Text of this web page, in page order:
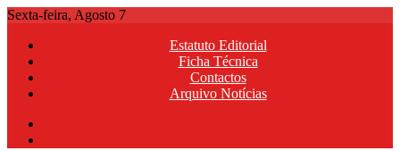
Skip
content
Sexta-feira, Agosto 7
Estatuto Editorial
Ficha Técnica
Contactos
Arquivo Notícias